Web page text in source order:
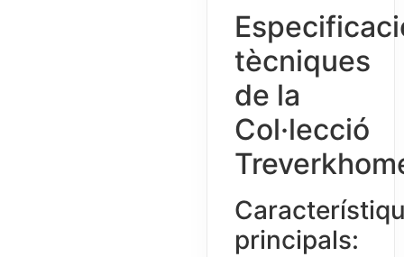
tècniques
de la
Col·lecció
principals: